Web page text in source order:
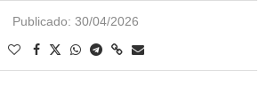
Publicado: 30/04/2026